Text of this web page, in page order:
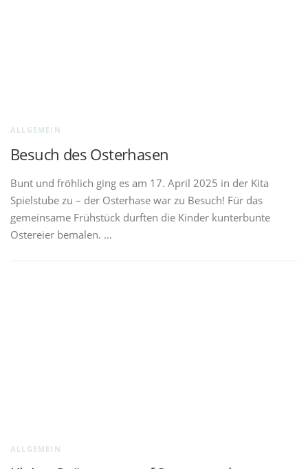
ALLGEMEIN
Besuch des Osterhasen
Bunt und fröhlich ging es am 17. April 2025 in der Kita
Spielstube zu – der Osterhase war zu Besuch! Für das
gemeinsame Frühstück durften die Kinder kunterbunte
Ostereier bemalen. …
ALLGEMEIN